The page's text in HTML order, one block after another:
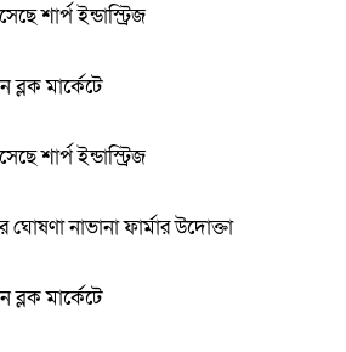
শার্প ইন্ডাস্ট্রিজ
মার্কেটে
শার্প ইন্ডাস্ট্রিজ
ঘোষণা নাভানা ফার্মার উদোক্তা
মার্কেটে